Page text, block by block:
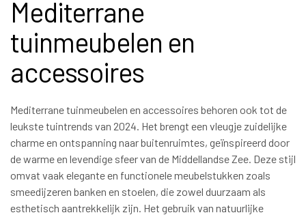
Mediterrane
tuinmeubelen en
accessoires
Mediterrane tuinmeubelen en accessoires behoren ook tot de
leukste tuintrends van 2024. Het brengt een vleugje zuidelijke
charme en ontspanning naar buitenruimtes, geïnspireerd door
de warme en levendige sfeer van de Middellandse Zee. Deze stijl
omvat vaak elegante en functionele meubelstukken zoals
smeedijzeren banken en stoelen, die zowel duurzaam als
esthetisch aantrekkelijk zijn. Het gebruik van natuurlijke